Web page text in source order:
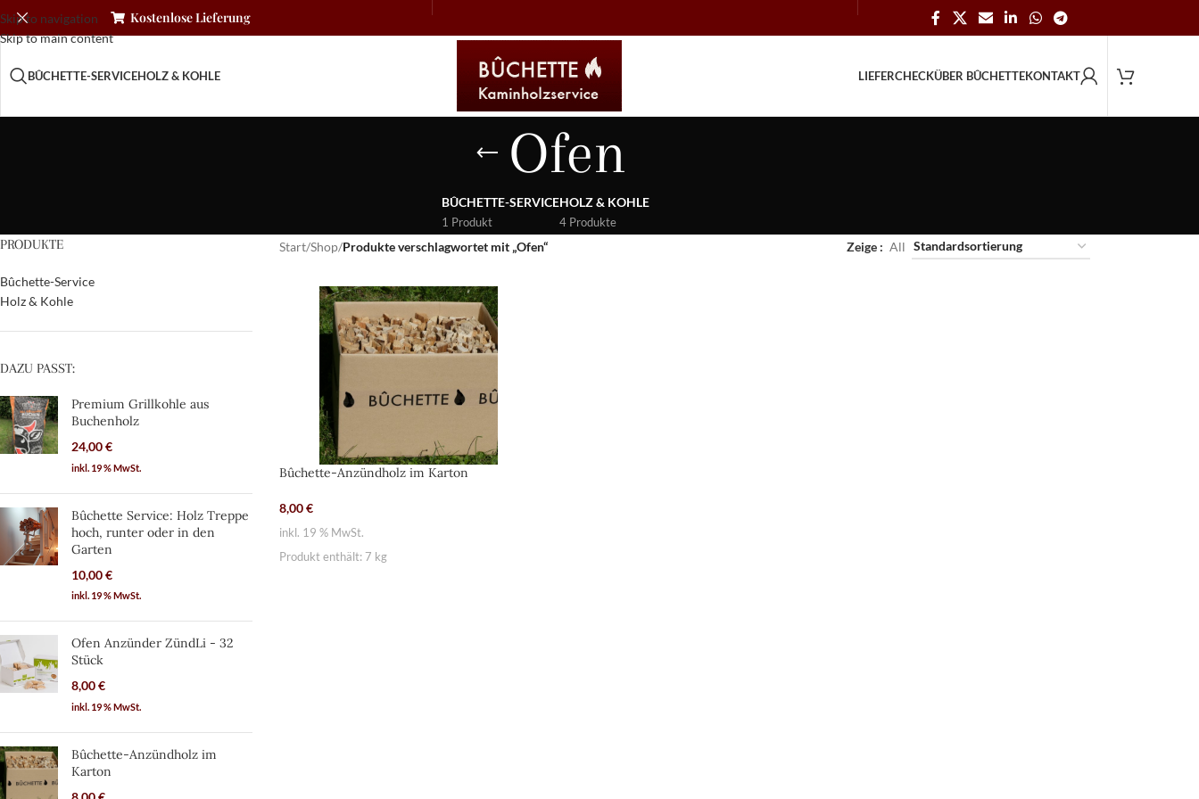
Skip to navigation
Skip to main content
Kostenlose Lieferung
BÛCHETTE-SERVICEHOLZ & KOHLE LIEFERCHECKÜBER BÛCHETTEKONTAKT
Ofen
BÛCHETTE-SERVICE
1 Produkt
HOLZ & KOHLE
4 Produkte
PRODUKTE
Bûchette-Service
Holz & Kohle
DAZU PASST:
Premium Grillkohle aus
Buchenholz
24,00€
inkl. 19 % MwSt.
Bûchette Service: Holz Treppe
hoch, runter oder in den
Garten
10,00€
inkl. 19 % MwSt.
Ofen Anzünder ZündLi - 32
Stück
8,00€
inkl. 19 % MwSt.
Bûchette-Anzündholz im
Karton
Start/Shop/Produkte verschlagwortet mit „Ofen“ Zeige All
Bûchette-Anzündholz im Karton
8,00€
inkl. 19 % MwSt.
Produkt enthält: 7 kg